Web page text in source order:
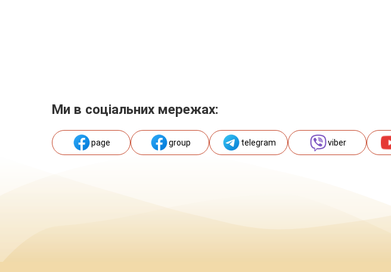
Ми в соціальних мережах:
page group telegram viber